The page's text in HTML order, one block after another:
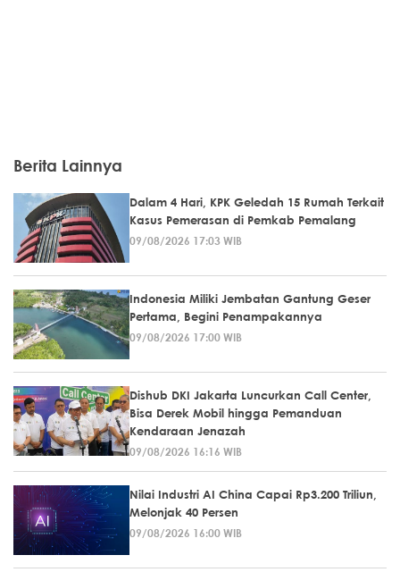
Berita Lainnya
Dalam 4 Hari, KPK Geledah 15 Rumah Terkait
Kasus Pemerasan di Pemkab Pemalang
09/08/2026 17:03 WIB
Indonesia Miliki Jembatan Gantung Geser
Pertama, Begini Penampakannya
09/08/2026 17:00 WIB
Dishub DKI Jakarta Luncurkan Call Center,
Bisa Derek Mobil hingga Pemanduan
Kendaraan Jenazah
09/08/2026 16:16 WIB
Nilai Industri AI China Capai Rp3.200 Triliun,
Melonjak 40 Persen
09/08/2026 16:00 WIB